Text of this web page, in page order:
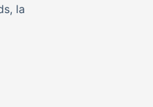
la